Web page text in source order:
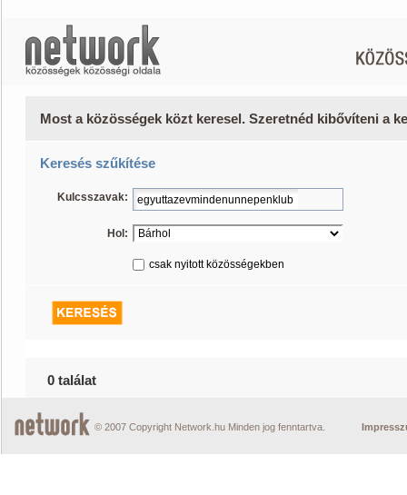
Most a közösségek közt keresel. Szeretnéd kibővíteni a
Keresés szűkítése
Kulcsszavak:
Hol:
csak nyitott közösségekben
0 találat
© 2007 Copyright Network.hu Minden jog fenntartva.